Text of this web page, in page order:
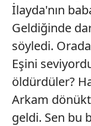
İlayda'nın
Geldiğinde
söyledi.
Eşini
öldürdüler?
Arkam
geldi. Sen bu